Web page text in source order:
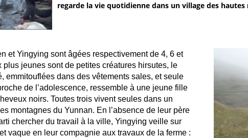
regarde la vie quotidienne dans un village des
et Yingying sont âgées respectivement de 4, 6 et
plus jeunes sont de petites créatures hirsutes, le
emmitouflées dans des vêtements sales, et seule
de l’adolescence, ressemble à une jeune fille
noirs. Toutes trois vivent seules dans un
montagnes du Yunnan. En l’absence de leur père
chercher du travail à la ville, Yingying veille sur
vaque en leur compagnie aux travaux de la ferme :